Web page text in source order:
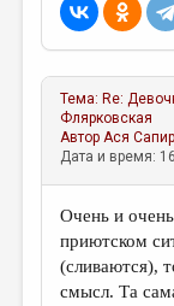
ЦИКЛЫ
МЕДИА
ВКОНТАКТЕ
Тема: Re:
Флярковская
АвторАся Сапир
Дата и время:
Очень и
приютском
(сливаются),
смысл. Та